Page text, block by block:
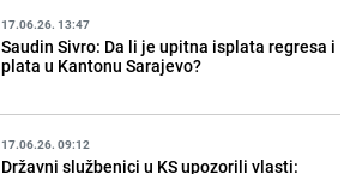
17.06.26. 13:47
Saudin Sivro: Da li je upitna isplata regresa i
plata u Kantonu Sarajevo?
17.06.26. 09:12
Državni službenici u KS upozorili vlasti: